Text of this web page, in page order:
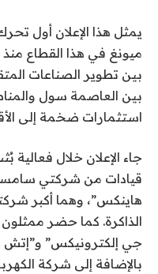
يمثل هذا الإعلان أول
ميونغ في هذا القطاع
بين تطوير الصناعات
بين العاصمة سول
استثمارات ضخمة إلى
جاء الإعلان خلال فعالية
قيادات من شركتي
هاينكس”، وهما أكبر
الذاكرة. كما حضر
جي إلكترونيكس” و”إتش
بالإضافة إلى شركة